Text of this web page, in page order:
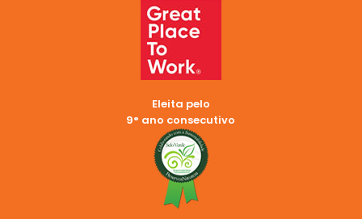
Eleita pelo
9° ano consecutivo